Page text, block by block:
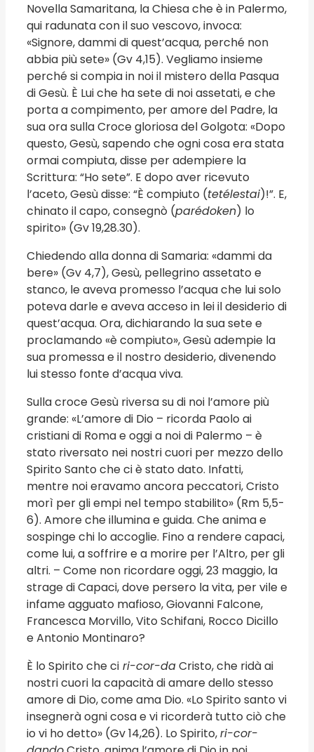
Novella Samaritana, la Chiesa che è in Palermo,
qui radunata con il suo vescovo, invoca:
«Signore, dammi di quest’acqua, perché non
abbia più sete» (Gv 4,15). Vegliamo insieme
perché si compia in noi il mistero della Pasqua
di Gesù. È Lui che ha sete di noi assetati, e che
porta a compimento, per amore del Padre, la
sua ora sulla Croce gloriosa del Golgota: «Dopo
questo, Gesù, sapendo che ogni cosa era stata
ormai compiuta, disse per adempiere la
Scrittura: “Ho sete”. E dopo aver ricevuto
l’aceto, Gesù disse: “È compiuto (tetélestai)!”. E,
chinato il capo, consegnò (parédoken) lo
spirito» (Gv 19,28.30).
Chiedendo alla donna di Samaria: «dammi da
bere» (Gv 4,7), Gesù, pellegrino assetato e
stanco, le aveva promesso l’acqua che lui solo
poteva darle e aveva acceso in lei il desiderio di
quest’acqua. Ora, dichiarando la sua sete e
proclamando «è compiuto», Gesù adempie la
sua promessa e il nostro desiderio, divenendo
lui stesso fonte d’acqua viva.
Sulla croce Gesù riversa su di noi l’amore più
grande: «L’amore di Dio – ricorda Paolo ai
cristiani di Roma e oggi a noi di Palermo – è
stato riversato nei nostri cuori per mezzo dello
Spirito Santo che ci è stato dato. Infatti,
mentre noi eravamo ancora peccatori, Cristo
morì per gli empi nel tempo stabilito» (Rm 5,5-
6). Amore che illumina e guida. Che anima e
sospinge chi lo accoglie. Fino a rendere capaci,
come lui, a soffrire e a morire per l’Altro, per gli
altri. – Come non ricordare oggi, 23 maggio, la
strage di Capaci, dove persero la vita, per vile e
infame agguato mafioso, Giovanni Falcone,
Francesca Morvillo, Vito Schifani, Rocco Dicillo
e Antonio Montinaro?
È lo Spirito che ci ri-cor-daCristo, che ridà ai
nostri cuori la capacità di amare dello stesso
amore di Dio, come ama Dio. «Lo Spirito santo vi
insegnerà ogni cosa e vi ricorderà tutto ciò che
io vi ho detto» (Gv 14,26). Lo Spirito,ri-cor-